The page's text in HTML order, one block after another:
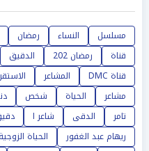
مسلسل النساء رمضان
قناة
رمضان 202 الدقيق
قناة DMC
المشاعر
مشاعر
الحياة شخص
تامر
الدقى شاعر ا
ريهام عبد الغفور
الحياة الزوجية